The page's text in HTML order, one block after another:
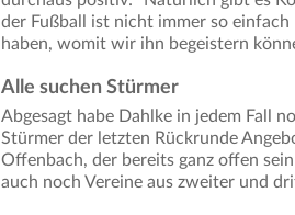
der Fußball ist nicht immer so
haben, womit wir ihn begeistern
Alle suchen Stürmer
Abgesagt habe Dahlke in jedem Fall
Stürmer der letzten Rückrunde
Offenbach, der bereits ganz offen
auch noch Vereine aus zweiter und